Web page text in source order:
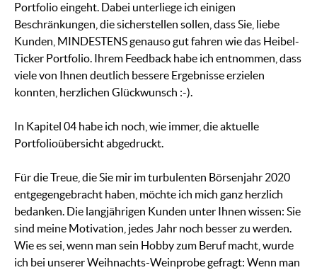
Portfolio eingeht. Dabei unterliege ich einigen
Beschränkungen, die sicherstellen sollen, dass Sie, liebe
Kunden, MINDESTENS genauso gut fahren wie das Heibel-
Ticker Portfolio. Ihrem Feedback habe ich entnommen, dass
viele von Ihnen deutlich bessere Ergebnisse erzielen
konnten, herzlichen Glückwunsch :-).
In Kapitel 04 habe ich noch, wie immer, die aktuelle
Portfolioübersicht abgedruckt.
Für die Treue, die Sie mir im turbulenten Börsenjahr 2020
entgegengebracht haben, möchte ich mich ganz herzlich
bedanken. Die langjährigen Kunden unter Ihnen wissen: Sie
sind meine Motivation, jedes Jahr noch besser zu werden.
Wie es sei, wenn man sein Hobby zum Beruf macht, wurde
ich bei unserer Weihnachts-Weinprobe gefragt: Wenn man